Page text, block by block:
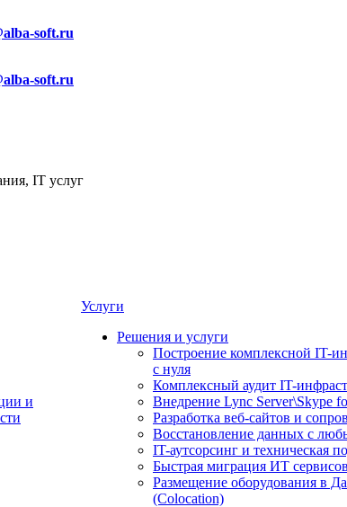
soft.ru
soft.ru
IT услуг
и
Услуги
Решения и услуги
Построение комплексной IT-
с нуля
Комплексный аудит IT-
Внедрение Lync Server\Skype
Разработка веб-сайтов и
Восстановление данных с
IT-аутсорсинг и техническая
Быстрая миграция ИТ
Размещение оборудования в
(Colocation)